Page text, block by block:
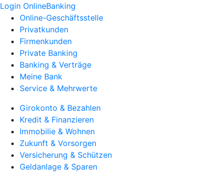
Login OnlineBanking
Online-Geschäftsstelle
Privatkunden
Firmenkunden
Private Banking
Banking & Verträge
Meine Bank
Service & Mehrwerte
Girokonto & Bezahlen
Kredit & Finanzieren
Immobilie & Wohnen
Zukunft & Vorsorgen
Versicherung & Schützen
Geldanlage & Sparen